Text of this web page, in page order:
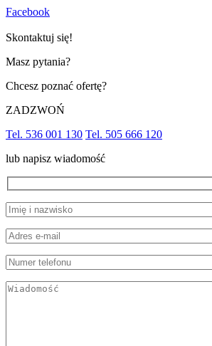
Facebook
Skontaktuj się!
Masz pytania?
Chcesz poznać ofertę?
ZADZWOŃ
Tel. 536 001 130 Tel. 505 666 120
lub napisz wiadomość